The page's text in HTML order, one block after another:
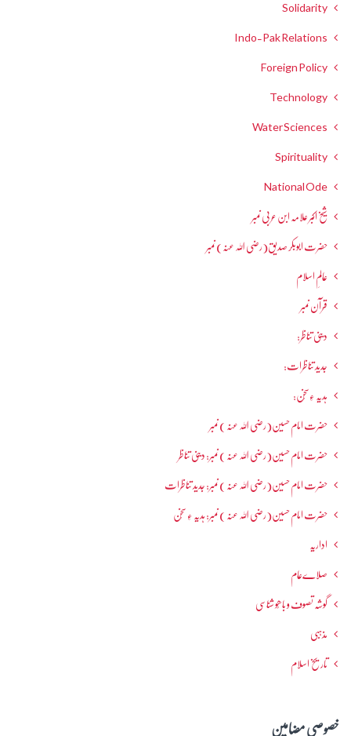
Solidarity
Indo-Pak Relations
Foreign Policy
Technology
Water Sciences
Spirituality
National Ode
شیخ اکبر علامہ ابن عربی نمبر
حضرت ابوبکر صدیق(رضی اللہ عنہ) نمبر
عالمِ اسلام
قرآن نمبر
دینی تناظر:
جدید تناظرات:
ہدیہ ءِسُخن:
حضرت امام حسین(رضی اللہ عنہ ) نمبر
حضرت امام حسین(رضی اللہ عنہ ) نمبر: دینی تناظر
حضرت امام حسین(رضی اللہ عنہ ) نمبر: جدید تناظرات
حضرت امام حسین(رضی اللہ عنہ ) نمبر: ہدیہ ءِ سُخن
اداریہ
صلاےعام
گوشہ تصوف و باھُو شناسی
مذہبی
تاریخ اسلام
خصوصی مضامین